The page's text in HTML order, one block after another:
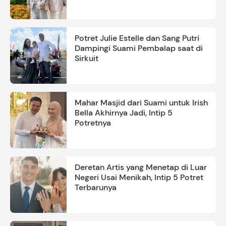
Potret Julie Estelle dan Sang Putri
Dampingi Suami Pembalap saat di
Sirkuit
Mahar Masjid dari Suami untuk Irish
Bella Akhirnya Jadi, Intip 5
Potretnya
Deretan Artis yang Menetap di Luar
Negeri Usai Menikah, Intip 5 Potret
Terbarunya